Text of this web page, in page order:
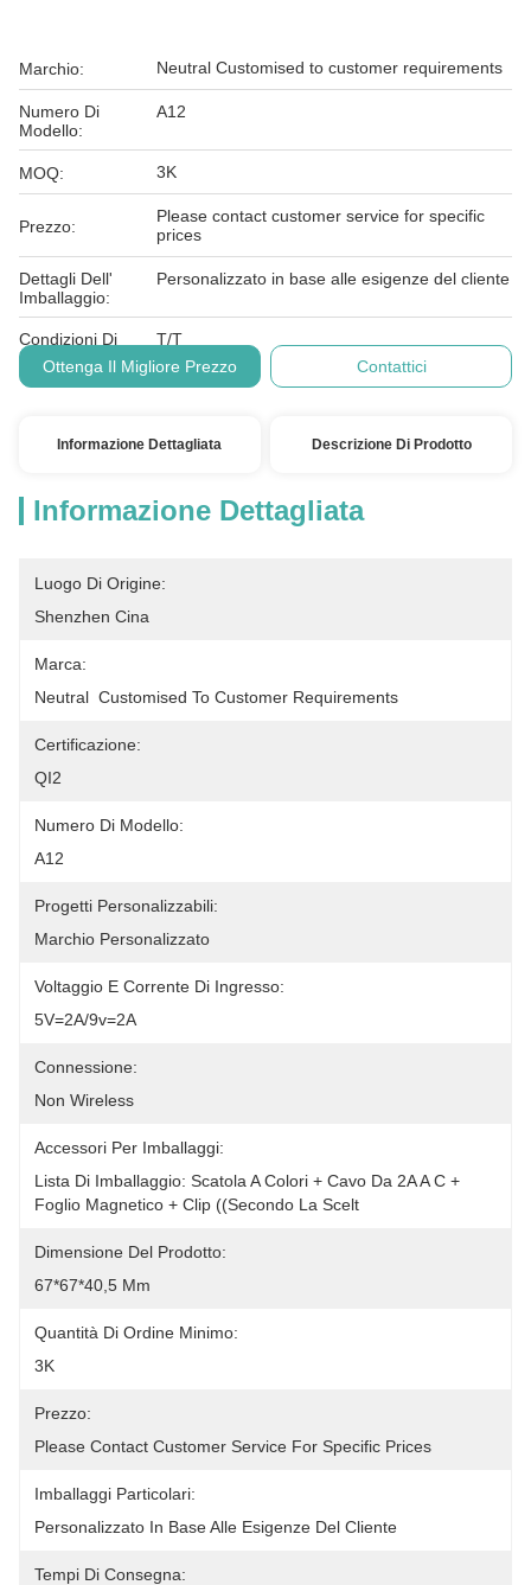
Marchio: Neutral Customised to customer requirements
Numero Di
Modello:
A12
MOQ: 3K
Prezzo:
Please contact customer service for specific
prices
Dettagli Dell'
Imballaggio:
Personalizzato in base alle esigenze del cliente
Condizioni Di
Pagamento:
T/T
Ottenga Il Migliore Prezzo
Contattici
Informazione Dettagliata Descrizione Di Prodotto
Informazione Dettagliata
Luogo Di Origine:
Shenzhen Cina
Marca:
Neutral  Customised To Customer Requirements
Certificazione:
QI2
Numero Di Modello:
A12
Progetti Personalizzabili:
Marchio Personalizzato
Voltaggio E Corrente Di Ingresso:
5V=2A/9v=2A
Connessione:
Non Wireless
Accessori Per Imballaggi:
Lista Di Imballaggio: Scatola A Colori + Cavo Da 2A A C +
Foglio Magnetico + Clip ((secondo La Scelt
Dimensione Del Prodotto:
67*67*40,5 Mm
Quantità Di Ordine Minimo:
3K
Prezzo:
Please Contact Customer Service For Specific Prices
Imballaggi Particolari:
Personalizzato In Base Alle Esigenze Del Cliente
Tempi Di Consegna: